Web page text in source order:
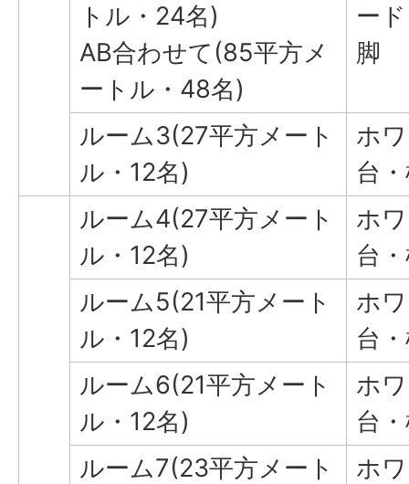
トル・24名)
AB合わせて(85平方メ
ートル・48名)
ー
脚
ルーム3(27平方メート
ル・12名)
ホ
台
ルーム4(27平方メート
ル・12名)
ホ
台
ルーム5(21平方メート
ル・12名)
ホ
台
ルーム6(21平方メート
ル・12名)
ホ
台
ルーム7(23平方メート
ホ